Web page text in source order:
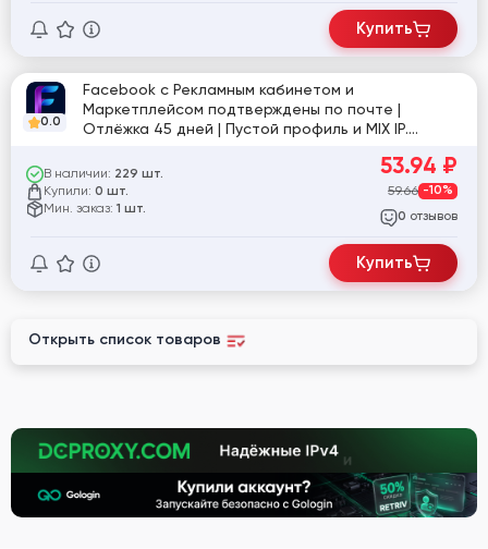
Купить
0.0
Facebook с Рекламным кабинетом и
Маркетплейсом подтверждены по почте |
Отлёжка 45 дней | Пустой профиль и MIX IP.
В наличии: 229 шт.
Купили: 0 шт.
Мин. заказ: 1 шт.
53.94 ₽
59.66 -10%
0 отзывов
Купить
Открыть список товаров